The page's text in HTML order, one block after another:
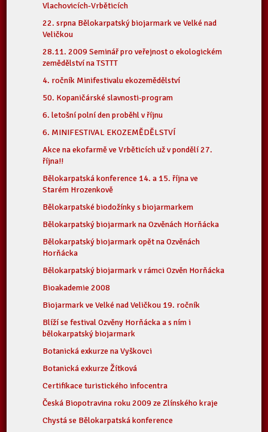
Vlachovicích-Vrběticích
22. srpna Bělokarpatský biojarmark ve Velké nad
Veličkou
28.11. 2009 Seminář pro veřejnost o ekologickém
zemědělství na TSTTT
4. ročník Minifestivalu ekozemědělství
50. Kopaničárské slavnosti-program
6. letošní polní den proběhl v říjnu
6. MINIFESTIVAL EKOZEMĚDĚLSTVÍ
Akce na ekofarmě ve Vrběticích už v pondělí 27.
října!!
Bělokarpatská konference 14. a 15. října ve
Starém Hrozenkově
Bělokarpatské biodožínky s biojarmarkem
Bělokarpatský biojarmark na Ozvěnách Horňácka
Bělokarpatský biojarmark opět na Ozvěnách
Horňácka
Bělokarpatský biojarmark v rámci Ozvěn Horňácka
Bioakademie 2008
Biojarmark ve Velké nad Veličkou 19. ročník
Blíží se festival Ozvěny Horňácka a s ním i
bělokarpatský biojarmark
Botanická exkurze na Vyškovci
Botanická exkurze Žítková
Certifikace turistického infocentra
Česká Biopotravina roku 2009 ze Zlínského kraje
Chystá se Bělokarpatská konference